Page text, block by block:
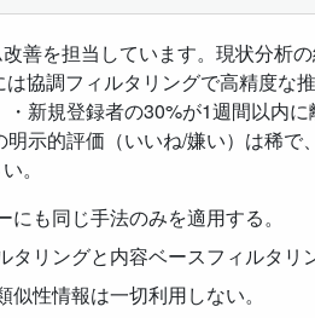
善を担当しています。現状分析
協調フィルタリングで高精度な
新規登録者の30%が1週間以内
示的評価（いいね/嫌い）は稀で
。
も同じ手法のみを適用する。
リングと内容ベースフィルタリ
性情報は一切利用しない。